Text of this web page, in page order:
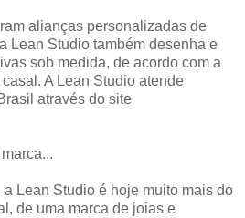
alianças personalizadas de
Lean Studio também desenha e
sob medida, de acordo com a
A Lean Studio atende
através do site
Lean Studio é hoje muito mais do
de uma marca de joias e